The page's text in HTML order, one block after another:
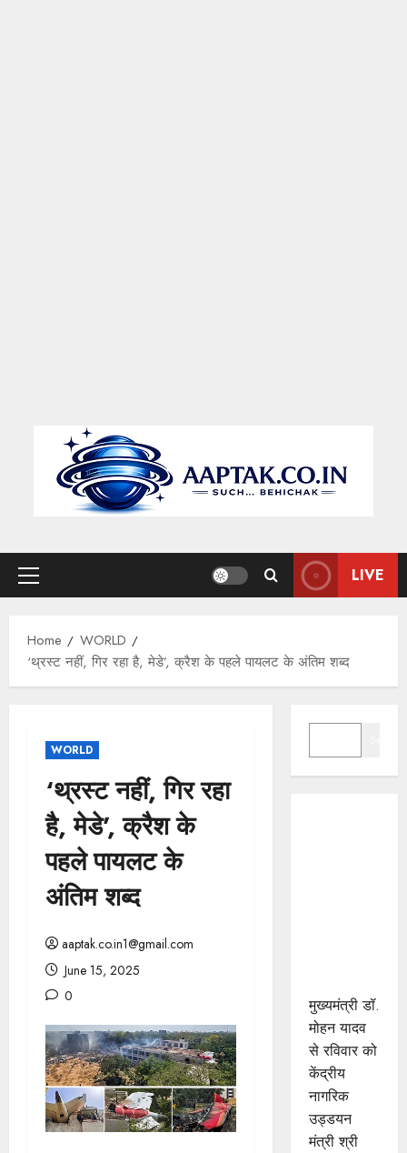
Primary
LIVE
Home
WORLD
‘थ्रस्ट नहीं, गिर रहा है, मेडे’, क्रैश के पहले पायलट के अंतिम शब्द
WORLD
‘थ्रस्ट नहीं, गिर रहा
है, मेडे’, क्रैश के
पहले पायलट के
अंतिम शब्द
aaptak.co.in1@gmail.com
June 15, 2025
0
मुख्यमंत्री डॉ.
मोहन यादव
से रविवार को
केंद्रीय
नागरिक
उड्डयन
मंत्री श्री